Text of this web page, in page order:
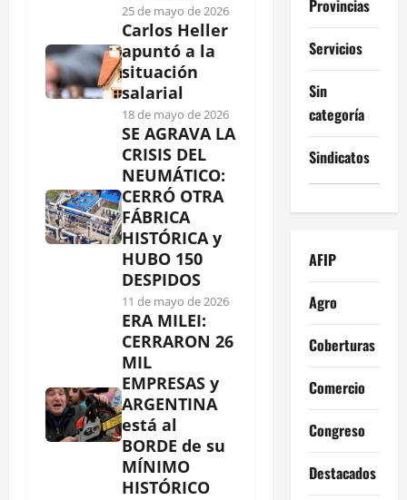
25 de mayo de 2026
Carlos Heller
apuntó a la
situación
salarial
18 de mayo de 2026
SE AGRAVA LA
CRISIS DEL
NEUMÁTICO:
CERRÓ OTRA
FÁBRICA
HISTÓRICA y
HUBO 150
DESPIDOS
11 de mayo de 2026
ERA MILEI:
CERRARON 26
MIL
EMPRESAS y
ARGENTINA
está al
BORDE de su
MÍNIMO
HISTÓRICO
Provincias
Servicios
Sin
categoría
Sindicatos
AFIP
Agro
Coberturas
Comercio
Congreso
Destacados